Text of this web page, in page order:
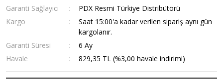
Garanti Sağlayıcı
PDX Resmi Türkiye Distribütörü
Kargo
Saat 15:00'a kadar verilen sipariş aynı gün
kargolanır.
Garanti Süresi
6 Ay
Havale
829,35 TL (%3,00 havale indirimi)